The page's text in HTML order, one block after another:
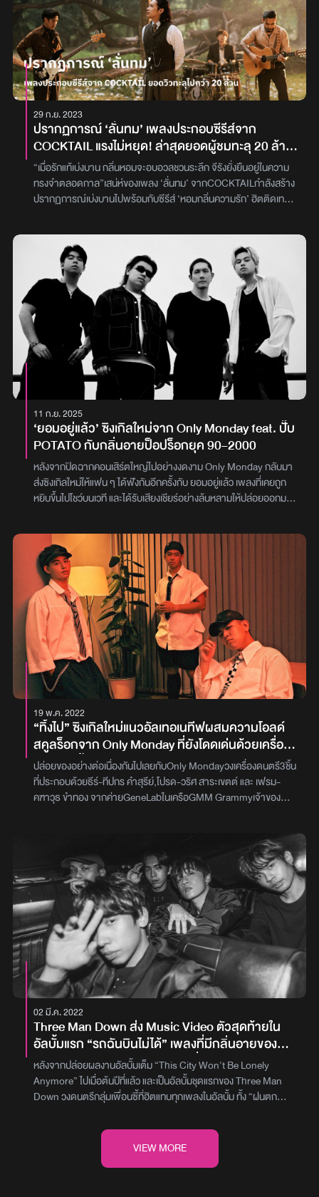
29 ก.ย. 2023
ปรากฏการณ์ ‘ลั่นทม’ เพลงประกอบซีรีส์จาก
COCKTAIL แรงไม่หยุด! ล่าสุดยอดผู้ชมทะลุ 20 ล้าน
แล้ว
“เมื่อรักแท้เบ่งบาน กลิ่นหอมจะอบอวลชวนระลึก จีรังยั่งยืนอยู่ในความ
ทรงจำตลอดกาล”เสน่ห์ของเพลง ‘ลั่นทม’ จากCOCKTAILกำลังสร้าง
ปรากฏการณ์เบ่งบานไปพร้อมกับซีรีส์ ‘หอมกลิ่นความรัก’ ฮิตติดเท
20 ล้านวิว ภายใน 1 เดือนจนไต่อันดับ1OnTrending for
MusicในYouTube,การทะยานขึ้นสู่Top 5ของBillboard Charts
Thailandไปจนถึงถูกหยิบแผ่นเสียงมาทำคอนเทนต์ในTikTokกว่าแสน
วิดีโอจนสร้างกระแสแฮชแท็ก#ลั่นทม ถล่มทลายถึงกว่า 32 ล้านวิว
สำหรับ ‘ลั่นทม’ เป็นเพลงประกอบซีรีส์ ‘หอมกลิ่นความรัก’ ฝีมือการ
สร้างสรรค์ของCOCKTAILที่เต็มไปด้วยเสน่ห์มากมาย ตั้งแต่การผสม
ผสานดนตรีสมัยใหม่บรรเลงร่วมกับวงออร์เคสตรา จนทำให้เกิดความ
คลาสสิกร่วมสมัยน่าหลงใหล ไปจนถึงการหยิบสัญลักษณ์ในเรื่อง ต่อย
อดสู่การสร้างสรรค์เพลงเพื่อสื่อสารแก่นแท้ได้อย่างไพเราะกินใจ“ต้น
ลั่นทมเป็นเสมือนสัญลักษณ์สำคัญของเรื่องที่เราเห็นได้บ่อยมากตอนดูซี
รีส์ครับ ความจริงดอกไม้เคยถูกเอามาเล่าถึงความรักในหลายแง่มุมมาก
มันไม่ใช่เรื่องใหม่ แต่เราจะทำยังไงให้มันมีเสน่ห์แตกต่าง จนสุดท้ายเราได้
คำถามนี้ขึ้นมาว่า ถ้าดอกลั่นทมว่าหอมนาน ความรักของฉันจะหอมได้
นานเท่าไร”โอมนักร้องนำวงCOCKTAILกล่าวถึงการหยิบหัวใจสำคัญ
ของเรื่องมาถ่ายทอดเป็นบทเพลง ซึ่งนอกจากดอกลั่นทมจะสื่อสารถึง
รูปลักษณ์ที่เหี่ยวเฉาร่วงโรยไม่จีรังแล้ว ในขณะเดียวกันก็ถูกตีความถึง
กลิ่นหอมที่สามารถอบอวลยาวนานอย่างนิรันดร์ได้ด้วยเช่นกันนอกจาก
เนื้อร้องที่บรรจงคัดสรรคำสวยเปี่ยมความหมายมาร้อยเรียงให้ไพเราะ
อย่างมากก็คือการเติมแต่งกลิ่นอายจรุงใจผ่านการสอดแทรกดนตรี
บำบัด หรือ Music Therapyผสานเข้าไปซึ่งเป็นเสียงตีขันทิเบต หรือ
Singing Bowlอันแผ่วเบา แต่สามารถสะท้อนดังก้องกังวานยาวนานใน
จิตใจ แล้วเทคนิคนี้ยังสามารถสร้างมิติเสียงสื่อสารถึงการระลึกชาติภพ
เพื่อสะท้อนแก่นของเรื่องได้อย่างดีเยี่ยมจนน่าประหลาดใจทีเดียว“พอ
เข้าใจธีมเรื่องและได้เห็นเนื้อร้อง ผมก็นึกถึงพวกดนตรีบำบัดเลยครับ ผม
ว่ามันน่าจะเข้ากันแล้วก็สื่อสารเรื่องนี้ได้ดี ก็เลยลองเอาซาวด์นี้ผสม
เข้าไป เสียงกังวานเบาๆ แต่สามารถปลุกจิตใต้สำนึกได้มันสุดยอดมาก
เลยนะ ผมเลยลองวางให้มันวนอยู่ในเพลงแต่ละช่วง เพื่อทำให้เราเหมือน
ตกอยู่ในภวังค์ระลึกอดีตได้”เชามือกีตาร์กล่าวเสริมถึงการสร้างสรรค์
กลิ่นอายดนตรีให้พิเศษยิ่งขึ้นติดตามปรากฏการณ์ ‘ลั่นทม’
ของCOCKTAILพร้อมรับฟังซิงเกิลพิเศษประกอบซีรีส์ ‘หอมกลิ่นความ
รัก’ทางYouTube: GeneLabและทุกช่องทาง Music Streamingภาพ
: GeneLab
11 ก.ย. 2025
‘ยอมอยู่แล้ว’ ซิงเกิลใหม่จาก Only Monday feat. ปั๊บ
POTATO กับกลิ่นอายป็อปร็อกยุค 90–2000
หลังจากปิดฉากคอนเสิร์ตใหญ่ไปอย่างงดงาม Only Monday กลับมา
ส่งซิงเกิลใหม่ให้แฟน ๆ ได้ฟังกันอีกครั้งกับ ยอมอยู่แล้ว เพลงที่เคยถูก
หยิบขึ้นไปโชว์บนเวที และได้รับเสียงเชียร์อย่างล้นหลามให้ปล่อยออกมา
ร่วมบ้าน GMM Music อย่าง ปั๊บ POTATO ถ่ายทอดซาวด์ป็อปร็อกที่
หวนให้นึกถึงบรรยากาศดนตรียุค 90–2000 อย่างลงตัวเนื้อหาใน ยอม
อยู่แล้ว ว่าด้วยความรักที่แม้รู้ว่าต้องเจ็บ แต่ก็ยังเลือกจะยอมด้วยความ
เต็มใจ ถ่ายทอดอย่างเข้มข้นตามสไตล์หัวจ่ายเพลงเศร้า และเมื่อเสียง
ร้องของ ปั๊บ เข้ามาเติมเต็ม ก็ยิ่งพาให้ผู้ฟังหวนคิดถึงความทรงจำในวัน
วานของวัยรุ่นยุคนั้นได้ชัดเจนยิ่งขึ้นนอกจากดนตรีที่หนักแน่น มิวสิก
วิดีโอยังถ่ายทอดเรื่องราวความรักวุ่น ๆ ของชายหนุ่มที่ยอมจนเกินต้าน
จนกลายเป็นความปั่นป่วนสุดขั้ว โดยมีผู้กำกับชื่อดัง ต้อง เต มาร่วม
ปรากฏตัว เติมสีสันและอารมณ์ขันให้เรื่องราวเข้มข้นยิ่งกว่าเดิมการร่วม
งานครั้งนี้คือการผสานพลังดนตรีข้ามเจเนอเรชัน ที่ทั้งสดใหม่และเต็มไป
ด้วยเสน่ห์ของแต่ละยุค Only Monday และ ปั๊บ POTATO ได้สร้างสรรค์
บทเพลงที่ทั้งแปลกใหม่และคุ้นเคยในคราวเดียวกัน แฟนเพลงสามารถรับ
ชมมิวสิกวิดีโอ ยอมอยู่แล้ว ได้แล้ววันนี้ทาง YouTube : GeneLabภาพ
: GeneLab
19 พ.ค. 2022
“ทิ้งไป” ซิงเกิลใหม่แนวอัลเทอเนทีฟผสมความโอลด์
สคูลร็อกจาก Only Monday ที่ยังโดดเด่นด้วยเครื่อง
ดนตรี 3 ชิ้น
ปล่อยของอย่างต่อเนื่องกันไปเลยกับOnly Mondayวงเครื่องดนตรี3ชิ้น
ที่ประกอบด้วยธีร์-ทีปกร คำสุรีย์,โปรด-วริศ สาระเขตต์ และ เฟรม-
คฑาวุธ ขำทอง จากค่ายGeneLabในเครือGMM Grammyเจ้าของ
ใหม่ “ทิ้งไป” ออกมา ตอกย้ำตัวตนและฝีไม้ลายมือทางดนตรีของพวก
เขาอีกครั้งกับดนตรีแนวอัลเทอเนทีฟผสมโอลด์สคูลร็อก กวนๆชวนโยก
ที่มีเนื้อหาเข้าทางกับความสัมพันธ์ของคนยุคนี้โดยพูดถึงการแอบชอบ
คนคนหนึ่งมานาน ได้ใกล้ชิดกันและดูเหมือนจะไปกันได้ดีจนกระทั่งเขาคน
นั้นมาบอกว่าดีแล้วที่เราเป็นแค่เพื่อน เพราะในใจของเขามีอีกคนอยู่เต็ม
หัวใจเลยเกิดคำถามขึ้นมาว่าอีกคนนั้นคือใคร?และเราไม่ดีตรงไหนเธอถึง
ไม่เลือก? “เพลง ทิ้งไป ซิงเกิลที่4ของพวกเราOnly Mondayเพลงนี้ผม
แต่งไว้ตั้งแต่เมื่อ2ปีที่แล้ว โดยตอนนั้นมีไอเดียกับทางวงว่า อยากได้สัก
เพลงที่เป็นเนื้อหาออกไปทางประชดชีวิตความรักนิดหน่อย เป็นอารมณ์
ว่าถ้าอีกฝ่ายเขาไม่รับรักเราก็คงต้องโยนทิ้งไป เพลงนี้เป็น
แนวAlternativeผสมผสานกับOld School Rockและใส่ความขี้เล่นของ
วงลงไปในเพลงให้เพลงมีความกวนหน่อยๆ จะได้เป็นสีสันอะไรที่แปลก
ใหม่จากOnly Mondayที่ทุกคนไม่เคยฟัง สุดท้ายนี้ก็ขอฝากเพลง ทิ้งไป
ด้วยนะครับ” ธีร์Only Monday สามารถเข้าไปติดตามฟังและชม
Music Video เพลง “ทิ้งไป” จาก Only Monday ได้แล้ววันนี้บน
YouTube : GeneLab และทุก Music Streamingภาพ : GeneLab
02 มี.ค. 2022
Three Man Down ส่ง Music Video ตัวสุดท้ายใน
อัลบั้มแรก “รถฉันบินไม่ได้” เพลงที่มีกลิ่นอายของ
ดนตรี 80’s และซาวด์ใหม่ๆ แบบที่ไม่เคยทำมาก่อน
หลังจากปล่อยผลงานอัลบั้มเต็ม “This City Won't Be Lonely
Anymore” ไปเมื่อต้นปีที่แล้ว และเป็นอัลบั้มชุดแรกของ Three Man
Down วงดนตรีกลุ่มเพื่อนซี้ที่ฮิตแทบทุกเพลงในอัลบั้ม ทั้ง “ฝนตก
เก่ง” และอีกหลากหลายเพลง วันนี้เดินทางมาถึงเพลงสุดท้าย “รถฉันบิน
ไม่ได้” เพลงเร็วที่วงเลือกเอามาทำเป็น MV ส่งท้ายอัลบั้มแรกที่อัดแน่นไป
ด้วยความพิเศษมากมาย โดยมิวสิกวิดีโอเล่าเรื่องความเชื่อเกี่ยวความ
VIEW MORE